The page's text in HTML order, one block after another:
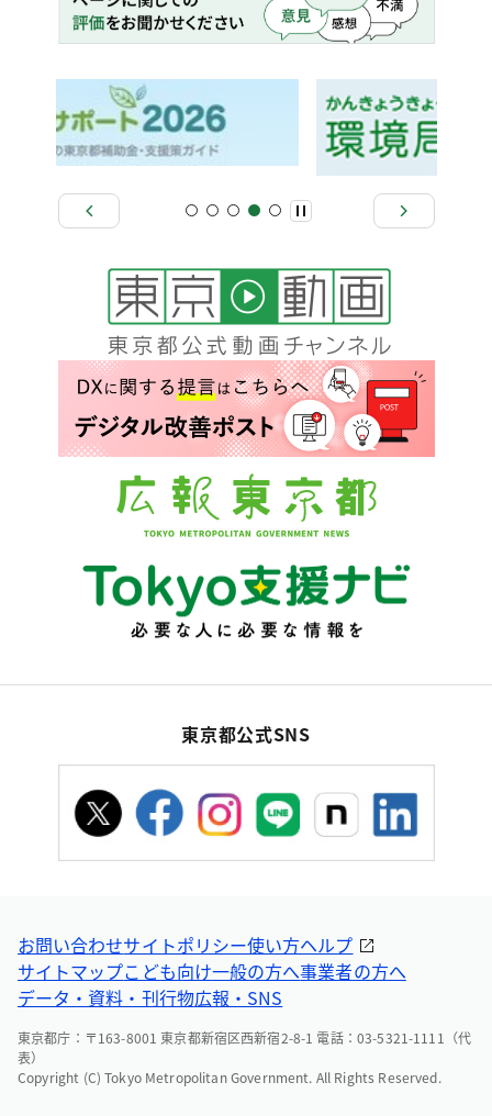
東京都公式SNS
お問い合わせサイトポリシー使い方ヘルプ
サイトマップこども向け一般の方へ事業者の方へ
データ・資料・刊行物広報・SNS
東京都庁：〒163-8001 東京都新宿区西新宿2-8-1 電話：03-5321-1111（代
表）
Copyright (C) Tokyo Metropolitan Government. All Rights Reserved.